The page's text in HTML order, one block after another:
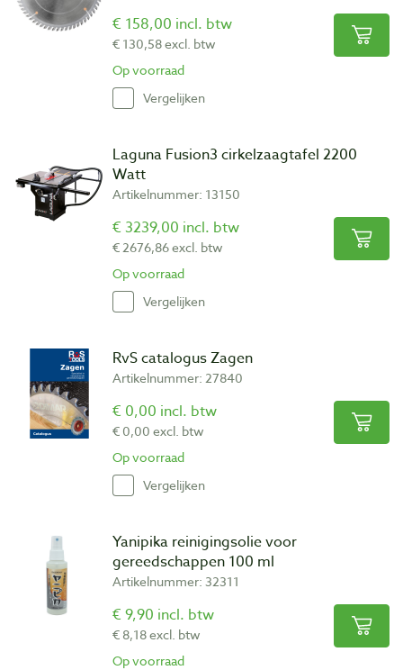
€ 158,00 incl. btw
€ 130,58 excl. btw
Op voorraad
Vergelijken
Laguna Fusion3 cirkelzaagtafel 2200
Watt
Artikelnummer: 13150
€ 3239,00 incl. btw
€ 2676,86 excl. btw
Op voorraad
Vergelijken
RvS catalogus Zagen
Artikelnummer: 27840
€ 0,00 incl. btw
€ 0,00 excl. btw
Op voorraad
Vergelijken
Yanipika reinigingsolie voor
gereedschappen 100 ml
Artikelnummer: 32311
€ 9,90 incl. btw
€ 8,18 excl. btw
Op voorraad